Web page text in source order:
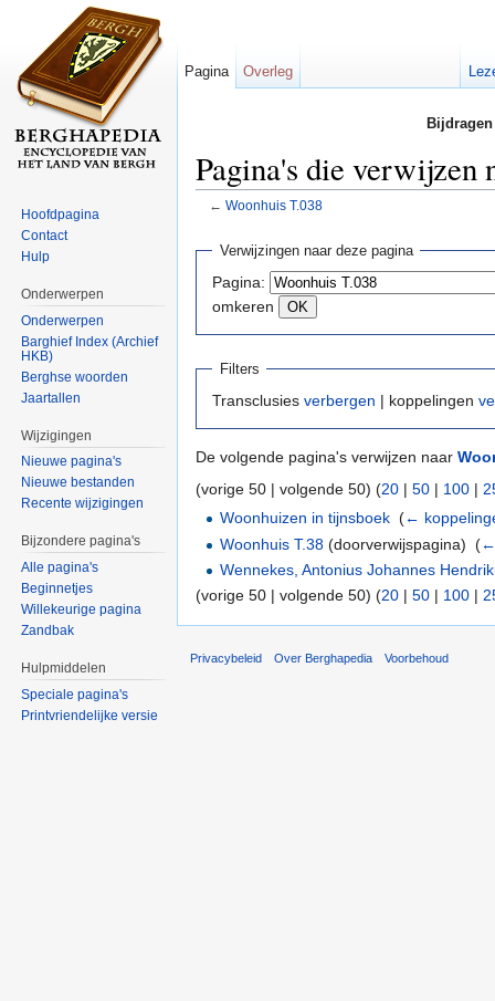
Pagina's die verwijzen
← Woonhuis T.038
Verwijzingen naar deze pagina
Pagina:
omkeren
Filters
Transclusies verbergen | koppelingen
De volgende pagina's verwijzen naar
(vorige 50 | volgende 50) (20 | 50 | 100 |
Woonhuizen in tijnsboek ‎(←
Woonhuis T.38 (doorverwijspagina) ‎(
Wennekes, Antonius Johannes
(vorige 50 | volgende 50) (20 | 50 | 100 |
Pagina Overleg
Hoofdpagina
Contact
Hulp
Onderwerpen
Onderwerpen
Barghief Index (Archief
HKB)
Berghse woorden
Jaartallen
Wijzigingen
Nieuwe pagina's
Nieuwe bestanden
Recente wijzigingen
Bijzondere pagina's
Alle pagina's
Beginnetjes
Willekeurige pagina
Zandbak
Hulpmiddelen
Speciale pagina's
Printvriendelijke versie
Privacybeleid Over Berghapedia Voorbehoud